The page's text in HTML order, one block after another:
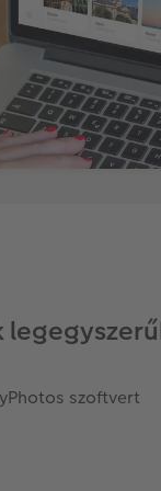
szoftvert